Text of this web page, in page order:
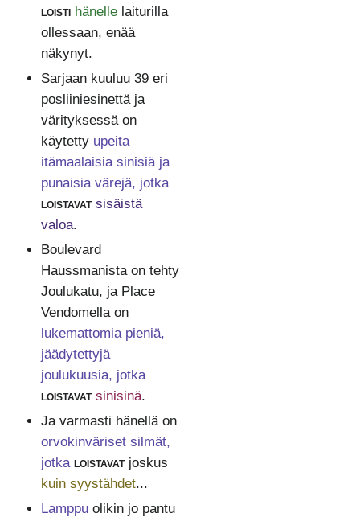
loisti hänellelaiturilla
ollessaan, enää
näkynyt.
Sarjaan kuuluu 39 eri
posliiniesinettä ja
värityksessä on
käytetty upeita
itämaalaisia sinisiä ja
punaisia värejä, jotka
loistavat sisäistä
valoa.
Boulevard
Haussmanista on tehty
Joulukatu, ja Place
Vendomella on
lukemattomia pieniä,
jäädytettyjä
joulukuusia, jotka
loistavat sinisinä.
Ja varmasti hänellä on
orvokinväriset silmät,
jotka loistavatjoskus
kuin syystähdet...
Lamppuolikin jo pantu